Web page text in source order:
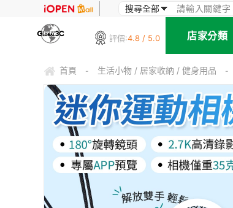
評價:4.8 / 5.0 店家分類
首頁 - 生活小物 / 居家收納 / 健身用品 -